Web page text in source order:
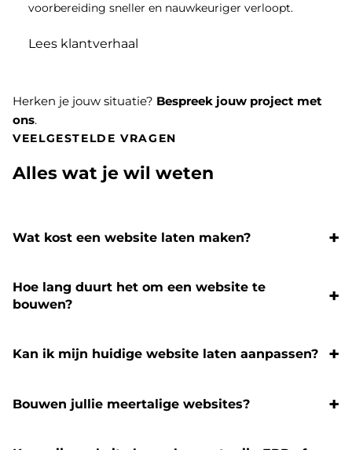
voorbereiding sneller en nauwkeuriger verloopt.
Lees klantverhaal
Herken je jouw situatie? Bespreek jouw project met
ons.
VEELGESTELDE VRAGEN
Alles wat je wil weten
Wat kost een website laten maken?
Hoe lang duurt het om een website te
bouwen?
Kan ik mijn huidige website laten aanpassen?
Bouwen jullie meertalige websites?